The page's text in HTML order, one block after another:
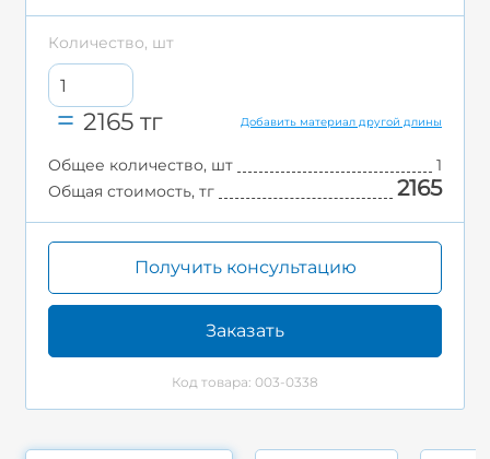
Количество, шт
2165 тг Добавить материал другой длины
Общее количество, шт
1
Общая стоимость, тг
2165
Получить консультацию
Заказать
Код товара: 003-0338